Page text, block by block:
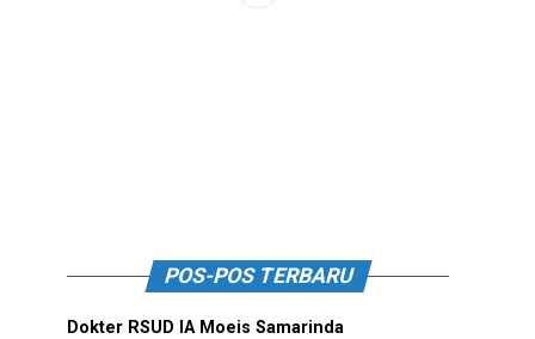
POS-POS TERBARU
Dokter RSUD IA Moeis Samarinda